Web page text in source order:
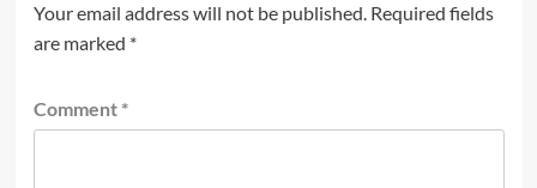
Your email address will not be published. Required fields
are marked *
Comment *